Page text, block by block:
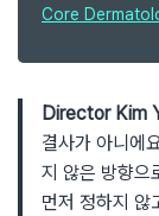
Core
Director Kim
결사가 아니에
지 않은 방향으
먼저 정하지 않